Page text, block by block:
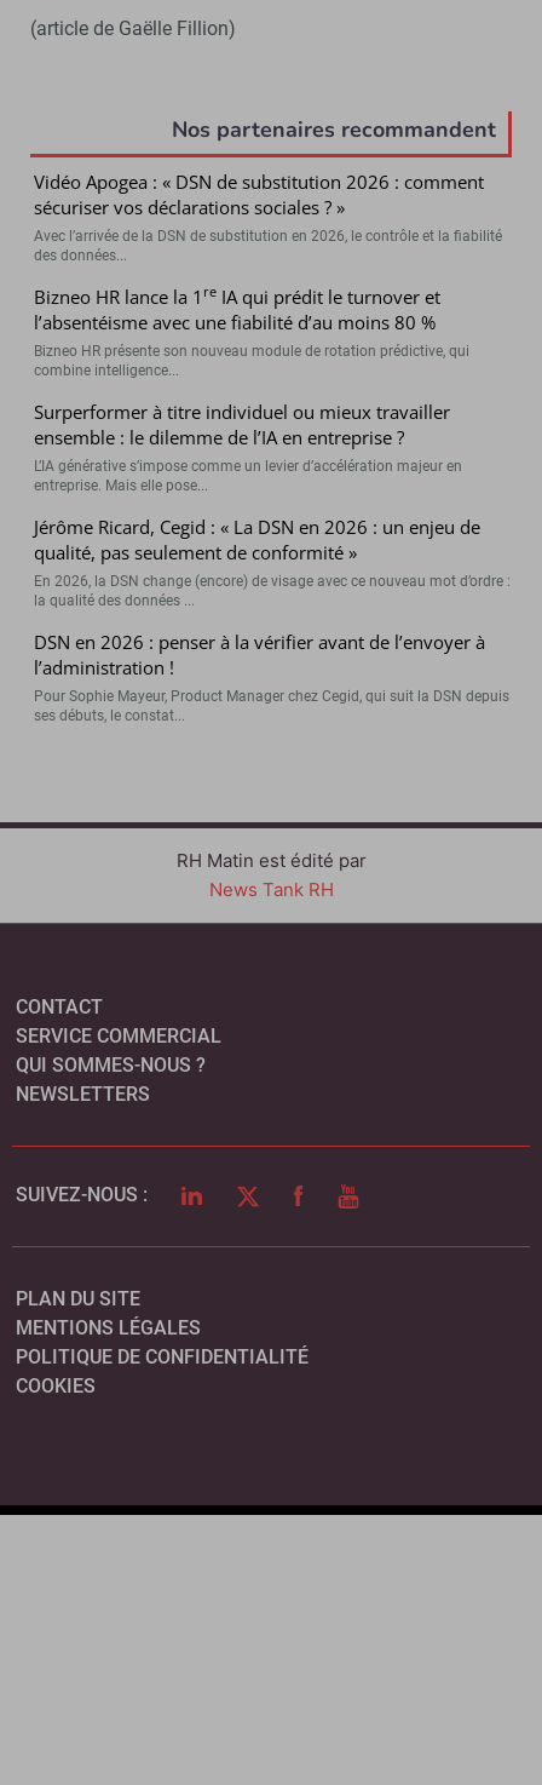
(article de Gaëlle Fillion)
Nos partenaires recommandent
Vidéo Apogea : « DSN de substitution 2026 : comment
sécuriser vos déclarations sociales ? »
Avec l’arrivée de la DSN de substitution en 2026, le contrôle et la fiabilité
des données...
Bizneo HR lance la 1 re IA qui prédit le turnover et
l’absentéisme avec une fiabilité d’au moins 80 %
Bizneo HR présente son nouveau module de rotation prédictive, qui
combine intelligence...
Surperformer à titre individuel ou mieux travailler
ensemble : le dilemme de l’IA en entreprise ?
L’IA générative s’impose comme un levier d’accélération majeur en
entreprise. Mais elle pose...
Jérôme Ricard, Cegid : « La DSN en 2026 : un enjeu de
qualité, pas seulement de conformité »
En 2026, la DSN change (encore) de visage avec ce nouveau mot d’ordre :
la qualité des données ...
DSN en 2026 : penser à la vérifier avant de l’envoyer à
l’administration !
Pour Sophie Mayeur, Product Manager chez Cegid, qui suit la DSN depuis
ses débuts, le constat...
RH Matin est édité par
News Tank RH
CONTACT
SERVICE COMMERCIAL
QUI SOMMES-NOUS ?
NEWSLETTERS
SUIVEZ-NOUS : LINKEDINTWITTERFACEBOOK
YOUTUBE
PLAN DU SITE
MENTIONS LÉGALES
POLITIQUE DE CONFIDENTIALITÉ
COOKIES